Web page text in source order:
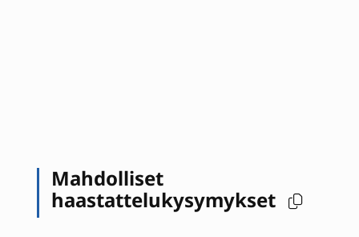
Mahdolliset
haastattelukysymykset